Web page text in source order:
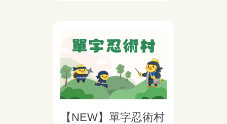
【NEW】單字忍術村